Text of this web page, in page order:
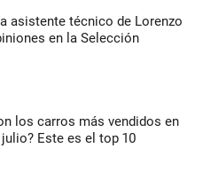
asistente técnico de Lorenzo
en la Selección
los carros más vendidos en
Este es el top 10